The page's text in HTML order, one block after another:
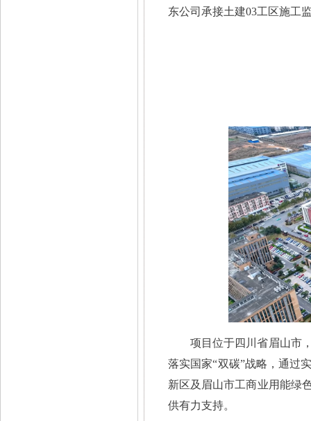
东公司承接土建03工区施工
项目位于四川省眉山市
落实国家“双碳”战略，通过
新区及眉山市工商业用能绿
供有力支持。